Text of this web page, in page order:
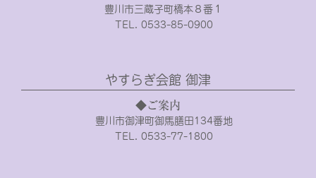
豊川市三蔵子町橋本８番１
TEL. 0533-85-0900
やすらぎ会館 御津
◆ご案内
豊川市御津町御馬膳田134番地
TEL. 0533-77-1800